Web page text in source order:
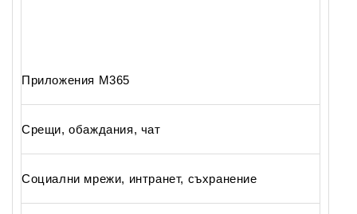
Приложения M365
Срещи, обаждания, чат
Социални мрежи, интранет, съхранение